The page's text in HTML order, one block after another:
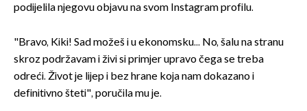
podijelila njegovu objavu na svom Instagram profilu.
"Bravo, Kiki! Sad možeš i u ekonomsku... No, šalu na stranu
skroz podržavam i živi si primjer upravo čega se treba
odreći. Život je lijep i bez hrane koja nam dokazano i
definitivno šteti", poručila mu je.